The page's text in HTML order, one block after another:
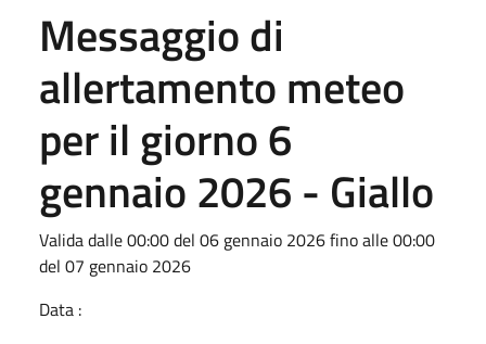
Messaggio di
allertamento meteo
per il giorno 6
gennaio 2026 - Giallo
Valida dalle 00:00 del 06 gennaio 2026 fino alle 00:00
del 07 gennaio 2026
Data :